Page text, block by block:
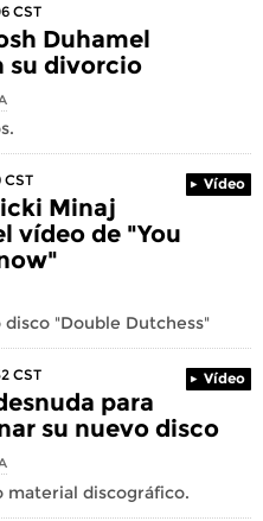
CST
Duhamel
su divorcio
CST Vídeo
Minaj
vídeo de "You
"Double Dutchess"
CST Vídeo
para
su nuevo disco
material discográfico.